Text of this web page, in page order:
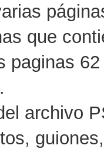
que
paginas
archivo